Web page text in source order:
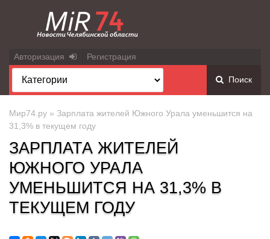
Авторизация Регистрация
Поиск
Мир74.ру » Зарплата жителей Южного Урала уменьшится на
31,3% в текущем году
ЗАРПЛАТА ЖИТЕЛЕЙ
ЮЖНОГО УРАЛА
УМЕНЬШИТСЯ НА 31,3% В
ТЕКУЩЕМ ГОДУ